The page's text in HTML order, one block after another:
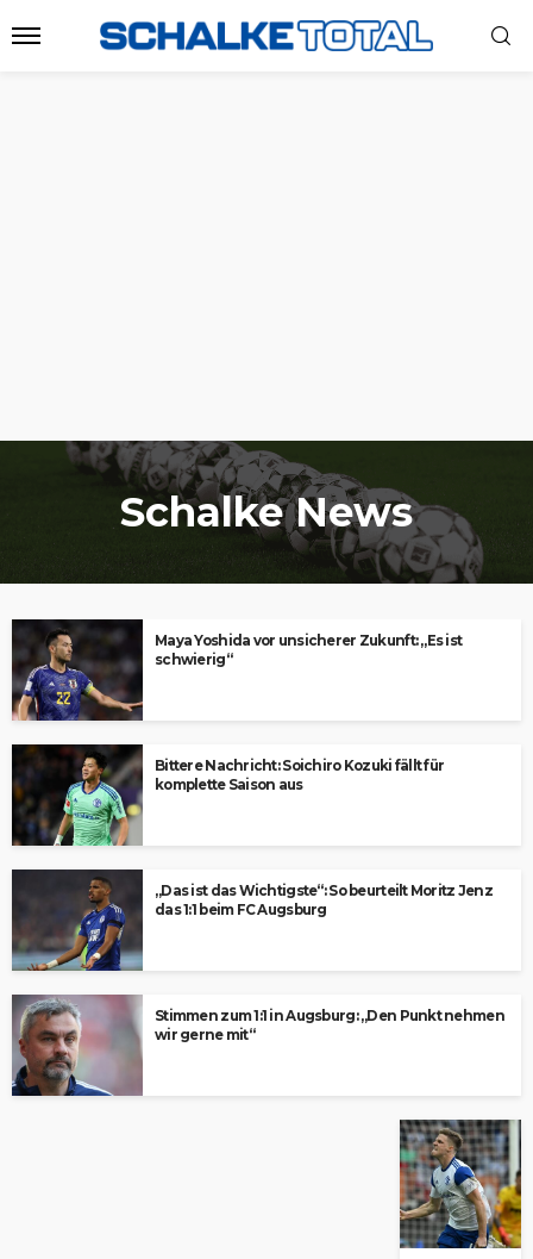
Schalke News
Maya Yoshida vor unsicherer Zukunft: „Es ist
schwierig“
Bittere Nachricht: Soichiro Kozuki fällt für
komplette Saison aus
„Das ist das Wichtigste“: So beurteilt Moritz Jenz
das 1:1 beim FC Augsburg
Stimmen zum 1:1 in Augsburg: „Den Punkt nehmen
wir gerne mit“